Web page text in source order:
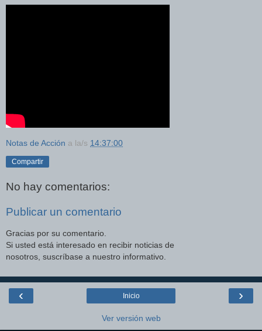
Notas de Acción a la/s 14:37:00
Compartir
No hay comentarios:
Publicar un comentario
Gracias por su comentario.
Si usted está interesado en recibir noticias de
nosotros, suscríbase a nuestro informativo.
‹ ›
Inicio
Ver versión web